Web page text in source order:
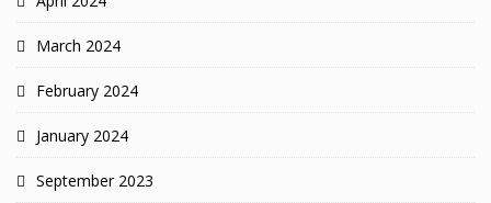
March 2024
February 2024
January 2024
September 2023